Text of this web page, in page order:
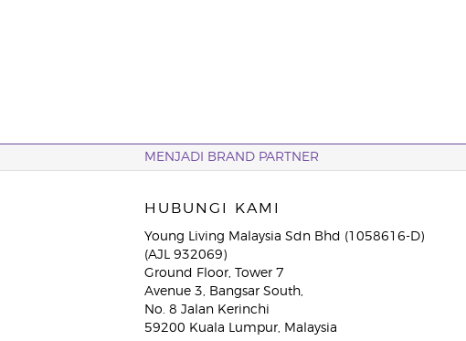
MENJADI BRAND PARTNER
HUBUNGI KAMI
Young Living Malaysia Sdn Bhd (1058616-D)
(AJL 932069)
Ground Floor, Tower 7
Avenue 3, Bangsar South,
No. 8 Jalan Kerinchi
59200 Kuala Lumpur, Malaysia